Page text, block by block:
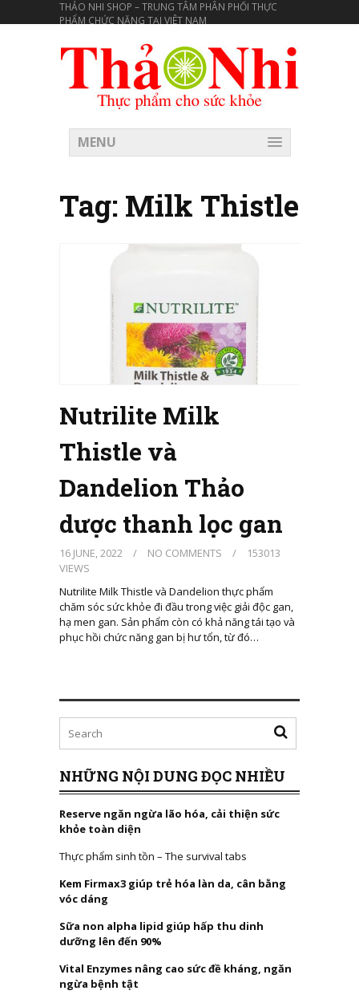
THẢO NHI SHOP – TRUNG TÂM PHÂN PHỐI THỰC
PHẨM CHỨC NĂNG TẠI VIÊT NAM
MENU
Tag: Milk Thistle
Nutrilite Milk
Thistle và
Dandelion Thảo
dược thanh lọc gan
16 JUNE, 2022 / NO COMMENTS /
153013
VIEWS
Nutrilite Milk Thistle và Dandelion thực phẩm
chăm sóc sức khỏe đi đầu trong việc giải độc gan,
hạ men gan. Sản phẩm còn có khả năng tái tạo và
phục hồi chức năng gan bị hư tổn, từ đó…
NHỮNG NỘI DUNG ĐỌC NHIỀU
Reserve ngăn ngừa lão hóa, cải thiện sức
khỏe toàn diện
Thực phẩm sinh tồn – The survival tabs
Kem Firmax3 giúp trẻ hóa làn da, cân bằng
vóc dáng
Sữa non alpha lipid giúp hấp thu dinh
dưỡng lên đến 90%
Vital Enzymes nâng cao sức đề kháng, ngăn
ngừa bệnh tật